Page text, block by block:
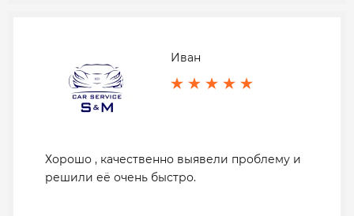
Иван
Хорошо , качественно выявели проблему и
решили её очень быстро.